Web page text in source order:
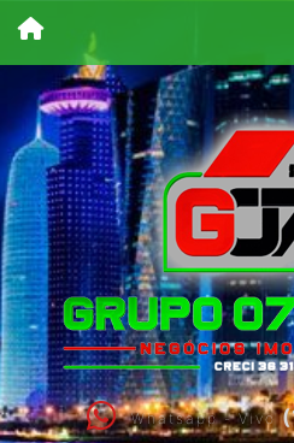
Whatsapp - Vivo